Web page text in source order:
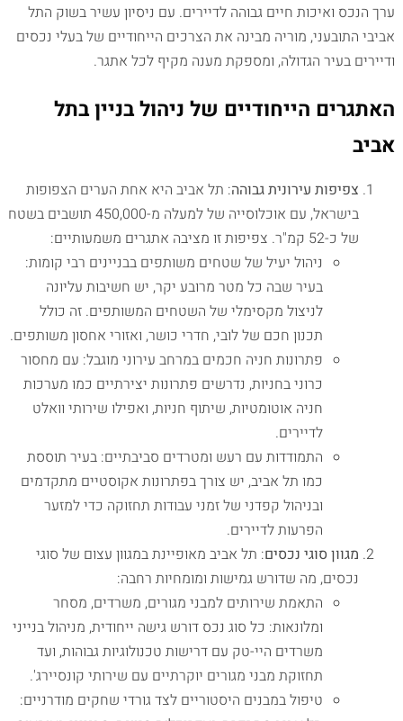
ערך הנכס ואיכות חיים גבוהה לדיירים. עם ניסיון עשיר בשוק התל
אביבי התובעני, מוריה מבינה את הצרכים הייחודיים של בעלי נכסים
ודיירים בעיר הגדולה, ומספקת מענה מקיף לכל אתגר.
האתגרים הייחודיים של ניהול בניין בתל
אביב
צפיפות עירונית גבוהה: תל אביב היא אחת הערים הצפופות
בישראל, עם אוכלוסייה של למעלה מ-450,000 תושבים בשטח
של כ-52 קמ"ר. צפיפות זו מציבה אתגרים משמעותיים:
ניהול יעיל של שטחים משותפים בבניינים רבי קומות:
בעיר שבה כל מטר מרובע יקר, יש חשיבות עליונה
לניצול מקסימלי של השטחים המשותפים. זה כולל
תכנון חכם של לובי, חדרי כושר, ואזורי אחסון משותפים.
פתרונות חניה חכמים במרחב עירוני מוגבל: עם מחסור
כרוני בחניות, נדרשים פתרונות יצירתיים כמו מערכות
חניה אוטומטיות, שיתוף חניות, ואפילו שירותי וואלט
לדיירים.
התמודדות עם רעש ומטרדים סביבתיים: בעיר תוססת
כמו תל אביב, יש צורך בפתרונות אקוסטיים מתקדמים
ובניהול קפדני של זמני עבודות תחזוקה כדי למזער
הפרעות לדיירים.
מגוון סוגי נכסים: תל אביב מאופיינת במגוון עצום של סוגי
נכסים, מה שדורש גמישות ומומחיות רחבה:
התאמת שירותים למבני מגורים, משרדים, מסחר
ומלונאות: כל סוג נכס דורש גישה ייחודית, מניהול בנייני
משרדים היי-טק עם דרישות טכנולוגיות גבוהות, ועד
תחזוקת מבני מגורים יוקרתיים עם שירותי קונסיירג'.
טיפול במבנים היסטוריים לצד גורדי שחקים מודרניים: